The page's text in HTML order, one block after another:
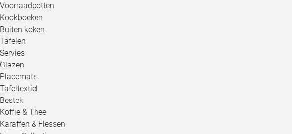
Voorraadpotten
Kookboeken
Buiten koken
Tafelen
Servies
Glazen
Placemats
Tafeltextiel
Bestek
Koffie & Thee
Karaffen & Flessen